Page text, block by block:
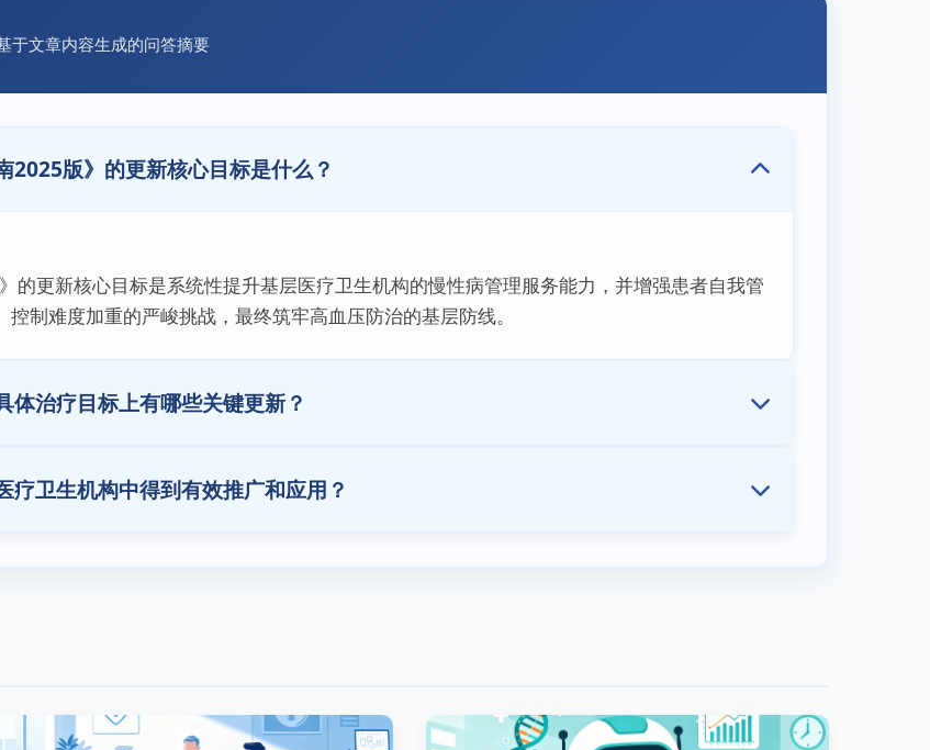
于文章内容生成的问答摘要
2025版》的更新核心目标是什么？
的更新核心目标是系统性提升基层医疗卫生机构的慢性病管理服务能力，并增强患者自我管
制难度加重的严峻挑战，最终筑牢高血压防治的基层防线。
体治疗目标上有哪些关键更新？
疗卫生机构中得到有效推广和应用？